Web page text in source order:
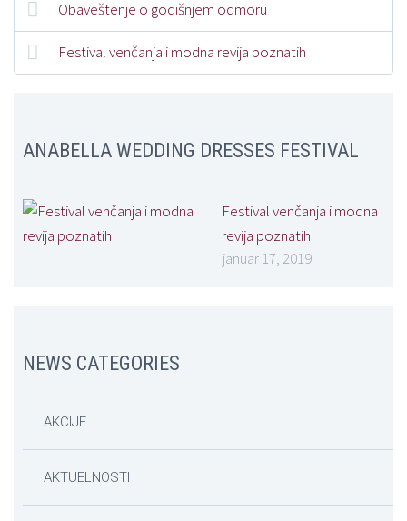
Obaveštenje o godišnjem odmoru
Festival venčanja i modna revija poznatih
ANABELLA WEDDING DRESSES FESTIVAL
Festival venčanja i modna
revija poznatih
januar 17, 2019
NEWS CATEGORIES
AKCIJE
AKTUELNOSTI